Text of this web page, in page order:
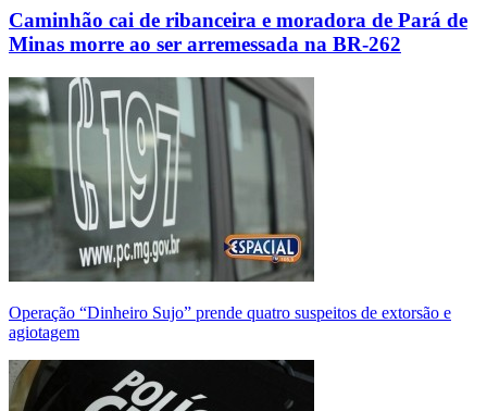
Caminhão cai de ribanceira e moradora de Pará de
Minas morre ao ser arremessada na BR-262
Operação “Dinheiro Sujo” prende quatro suspeitos de extorsão e
agiotagem